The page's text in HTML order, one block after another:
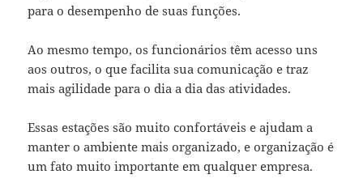
para o desempenho de suas funções.
Ao mesmo tempo, os funcionários têm acesso uns
aos outros, o que facilita sua comunicação e traz
mais agilidade para o dia a dia das atividades.
Essas estações são muito confortáveis e ajudam a
manter o ambiente mais organizado, e organização é
um fato muito importante em qualquer empresa.